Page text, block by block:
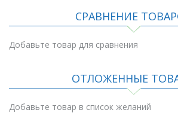
СРАВНЕНИЕ
Добавьте товар для сравнения
ОТЛОЖЕННЫЕ
Добавьте товар в список желаний